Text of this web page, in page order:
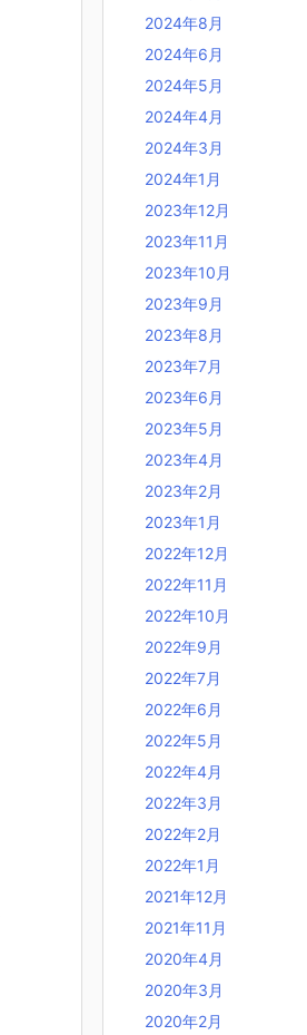
2024年8月
2024年6月
2024年5月
2024年4月
2024年3月
2024年1月
2023年12月
2023年11月
2023年10月
2023年9月
2023年8月
2023年7月
2023年6月
2023年5月
2023年4月
2023年2月
2023年1月
2022年12月
2022年11月
2022年10月
2022年9月
2022年7月
2022年6月
2022年5月
2022年4月
2022年3月
2022年2月
2022年1月
2021年12月
2021年11月
2020年4月
2020年3月
2020年2月